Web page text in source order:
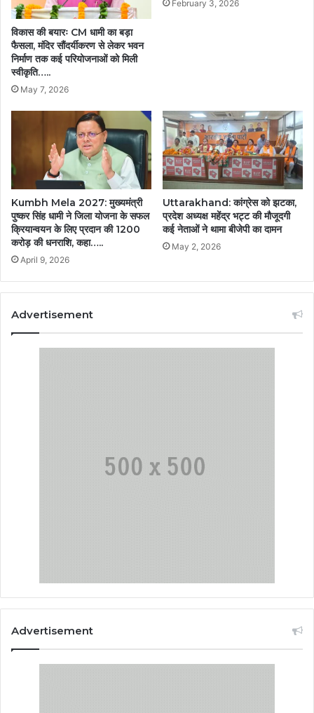
विकास की बयारः CM धामी का बड़ा
फैसला, मंदिर सौंदर्यीकरण से लेकर भवन
निर्माण तक कई परियोजनाओं को मिली
स्वीकृति…..
May 7, 2026
February 3, 2026
Kumbh Mela 2027: मुख्यमंत्री
पुष्कर सिंह धामी ने जिला योजना के सफल
क्रियान्वयन के लिए प्रदान की 1200
करोड़ की धनराशि, कहा…..
April 9, 2026
Uttarakhand: कांग्रेस को झटका,
प्रदेश अध्यक्ष महेंद्र भट्ट की मौजूदगी
कई नेताओं ने थामा बीजेपी का दामन
May 2, 2026
Advertisement
Advertisement